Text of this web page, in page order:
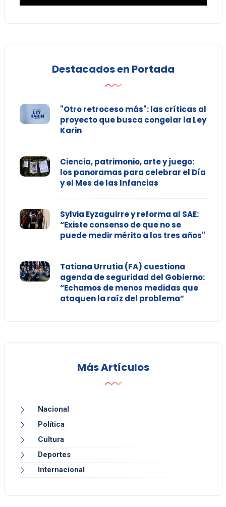
Destacados en Portada
"Otro retroceso más": las críticas al
proyecto que busca congelar la Ley
Karin
Ciencia, patrimonio, arte y juego:
los panoramas para celebrar el Día
y el Mes de las Infancias
Sylvia Eyzaguirre y reforma al SAE:
“Existe consenso de que no se
puede medir mérito a los tres años"
Tatiana Urrutia (FA) cuestiona
agenda de seguridad del Gobierno:
“Echamos de menos medidas que
ataquen la raíz del problema”
Más Artículos
Nacional
Política
Cultura
Deportes
Internacional